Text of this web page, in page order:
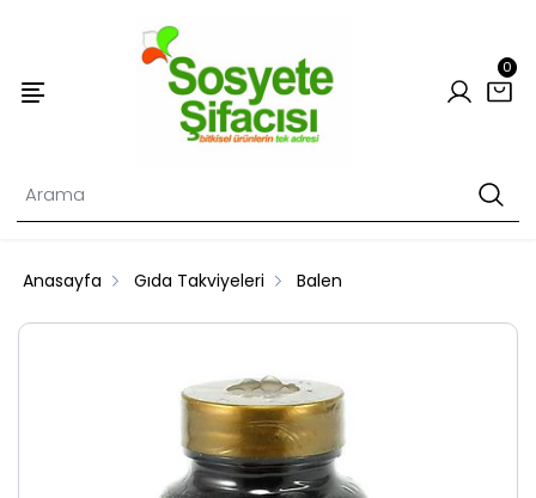
0
Anasayfa Gıda Takviyeleri Balen